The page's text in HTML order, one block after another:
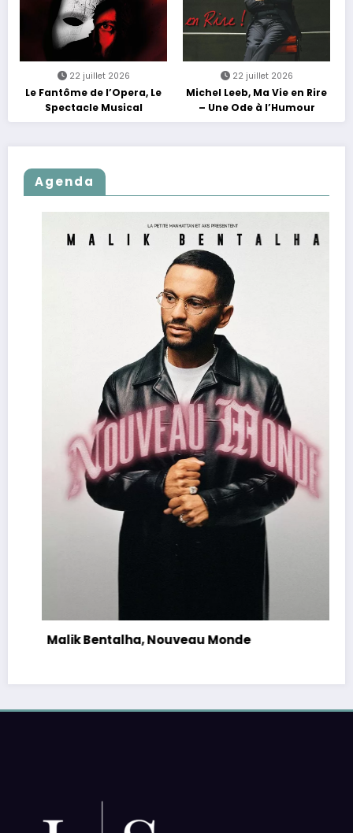
22 juillet 2026
Le Fantôme de l’Opera, Le
Spectacle Musical
22 juillet 2026
Michel Leeb, Ma Vie en Rire
– Une Ode à l’Humour
Agenda
Malik Bentalha, Nouveau Monde